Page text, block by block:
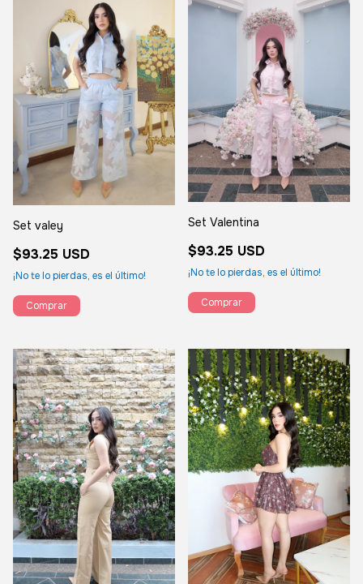
Set valey
$93.25 USD
¡No te lo pierdas, es el último!
Comprar
Set Valentina
$93.25 USD
¡No te lo pierdas, es el último!
Comprar